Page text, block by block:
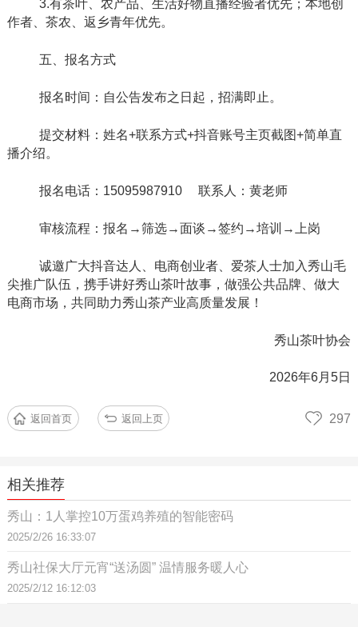
3.有茶叶、农产品、生活好物直播经验者优先；本地创
作者、茶农、返乡青年优先。
五、报名方式
报名时间：自公告发布之日起，招满即止。
提交材料：姓名+联系方式+抖音账号主页截图+简单直
播介绍。
报名电话： 15095987910 联系人：黄老师
审核流程：报名 →筛选→面谈→签约→培训→上岗
诚邀广大抖音达人、电商创业者、爱茶人士加入秀山毛
尖推广队伍，携手讲好秀山茶叶故事，做强公共品牌、做大
电商市场，共同助力秀山茶产业高质量发展！
秀山茶叶协会
2026年6月5日
返回首页 返回上页 297
相关推荐
秀山：1人掌控10万蛋鸡养殖的智能密码
2025/2/26 16:33:07
秀山社保大厅元宵“送汤圆” 温情服务暖人心
2025/2/12 16:12:03